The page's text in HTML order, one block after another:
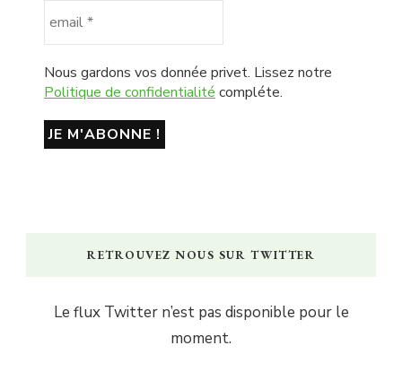
Nous gardons vos donnée privet. Lissez notre
Politique de confidentialité compléte.
RETROUVEZ NOUS SUR TWITTER
Le flux Twitter n’est pas disponible pour le
moment.